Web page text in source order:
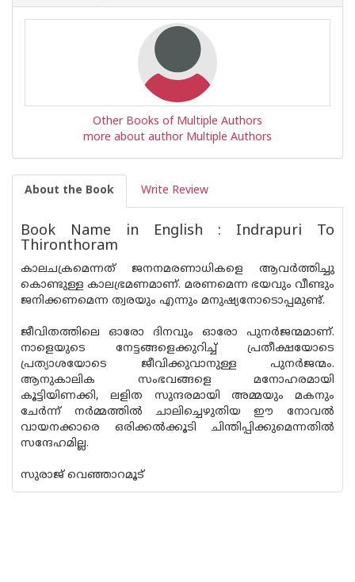
Other Books of Multiple Authors
more about author Multiple Authors
About the Book Write Review
Book Name in English : Indrapuri To
Thironthoram
കാലചക്രമെന്നത് ജനനമരണാധികളെ ആവർത്തിച്ചു
കൊണ്ടുള്ള കാലഭ്രമണമാണ്. മരണമെന്ന ഭയവും വീണ്ടും
ജനിക്കണമെന്ന ത്വരയും എന്നും മനുഷ്യനോടൊപ്പമുണ്ട്.
ജീവിതത്തിലെ ഓരോ ദിനവും ഓരോ പുനർജന്മമാണ്.
നാളെയുടെ നേട്ടങ്ങളെക്കുറിച്ച് പ്രതീക്ഷയോടെ
പ്രത്യാശയോടെ ജീവിക്കുവാനുള്ള പുനർജന്മം.
ആനുകാലിക സംഭവങ്ങളെ മനോഹരമായി
കൂട്ടിയിണക്കി, ലളിത സുന്ദരമായി അമ്മയും മകനും
ചേർന്ന് നർമ്മത്തിൽ ചാലിച്ചെഴുതിയ ഈ നോവൽ
വായനക്കാരെ ഒരിക്കൽക്കൂടി ചിന്തിപ്പിക്കുമെന്നതിൽ
സന്ദേഹമില്ല.
സുരാജ് വെഞ്ഞാറമൂട്